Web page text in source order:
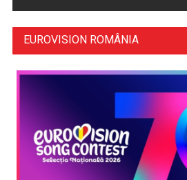
Diabetul zaharat la câini și pisici, o
decât pare
EUROVISION ROMÂNIA